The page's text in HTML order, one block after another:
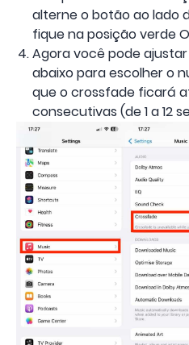
alterne o botão ao lado
fique na posição verde
Agora você pode
abaixo para escolher o
que o crossfade ficará
consecutivas (de 1 a 12